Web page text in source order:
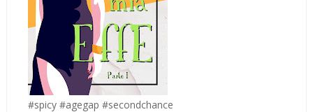
#spicy #agegap #secondchance